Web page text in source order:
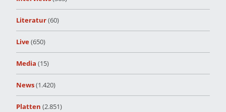
Literatur(60)
Live(650)
Media (15)
News(1.420)
Platten (2.851)